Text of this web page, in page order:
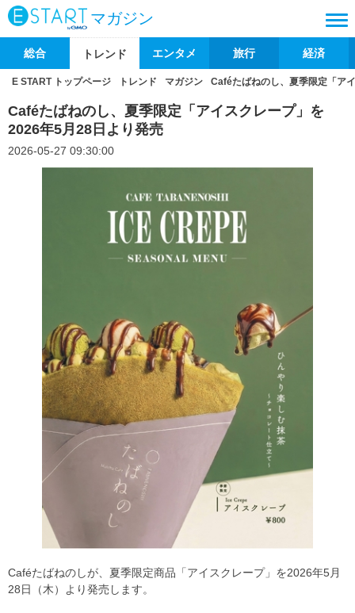
マガジン
総合 トレンド エンタメ 旅行 経済
E START トップページ トレンド マガジン Caféたばねのし、夏季限定「ア
Caféたばねのし、夏季限定「アイスクレープ」を
2026年5月28日より発売
2026-05-27 09:30:00
Caféたばねのしが、夏季限定商品「アイスクレープ」を2026年5月
28日（木）より発売します。